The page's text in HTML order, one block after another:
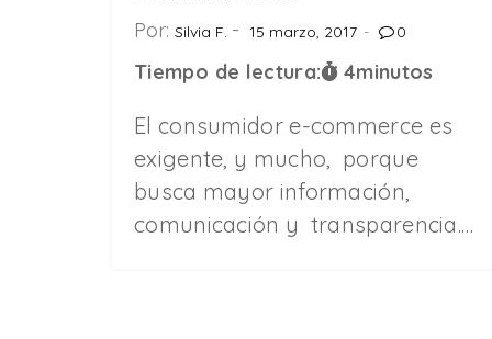
Por: Silvia F. 15 marzo, 2017 0
Tiempo de lectura: 4minutos
El consumidor e-commerce es
exigente, y mucho, porque
busca mayor información,
comunicación y transparencia.…